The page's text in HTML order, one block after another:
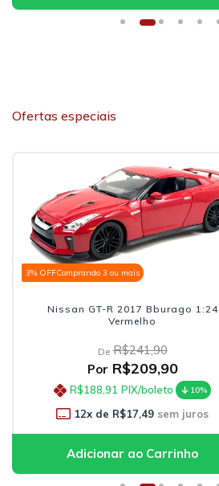
Ofertas especiais
3% OFFComprando 3 ou mais
Nissan GT-R 2017 Bburago 1:24
Vermelho
De R$241,90
Por R$209,90
R$188,91 PIX/boleto 10%
12x de R$17,49 sem juros